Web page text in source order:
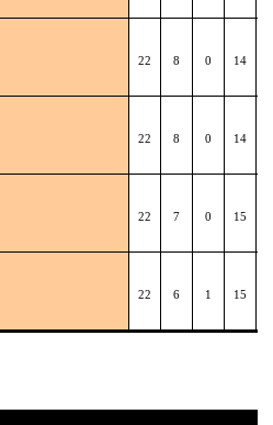
22 8 0 14
22 8 0 14
22 7 0 15
22 6 1 15